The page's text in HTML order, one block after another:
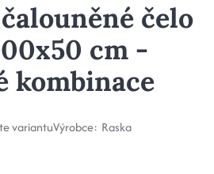
čelo
cm -
kombinace
variantuVýrobce: Raska